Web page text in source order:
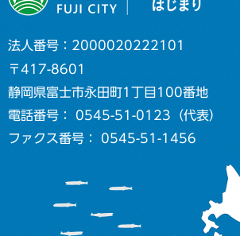
法人番号：2000020222101
〒417-8601
静岡県富士市永田町1丁目100番地
電話番号： 0545-51-0123（代表）
ファクス番号： 0545-51-1456